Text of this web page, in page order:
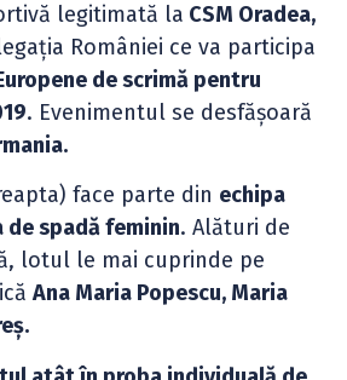
legitimată la CSM Oradea,
României ce va participa
de scrimă pentru
. Evenimentul se desfășoară
face parte din echipa
de spadă feminin. Alături de
lotul le mai cuprinde pe
Ana Maria Popescu, Maria